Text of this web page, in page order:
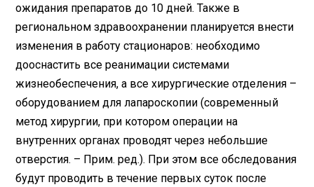
ожидания препаратов до 10 дней. Также в
региональном здравоохранении планируется внести
изменения в работу стационаров: необходимо
дооснастить все реанимации системами
жизнеобеспечения, а все хирургические отделения –
оборудованием для лапароскопии (современный
метод хирургии, при котором операции на
внутренних органах проводят через небольшие
отверстия. – Прим. ред.). При этом все обследования
будут проводить в течение первых суток после